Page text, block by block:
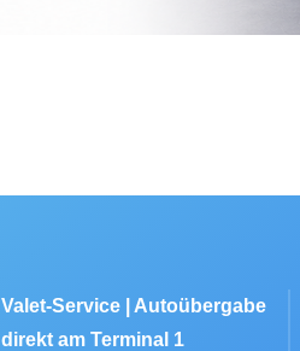
Valet-Service | Autoübergabe
direkt am Terminal 1